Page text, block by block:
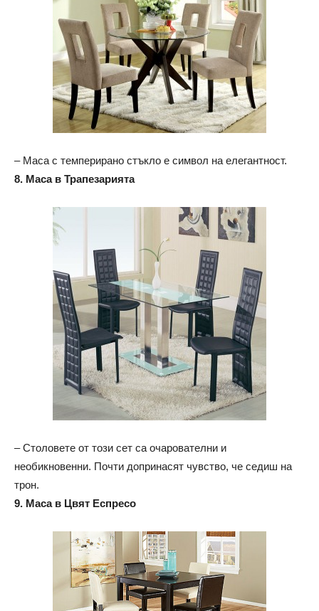
– Маса с темперирано стъкло е символ на елегантност.
8. Маса в Трапезарията
– Столовете от този сет са очарователни и
необикновенни. Почти допринасят чувство, че седиш на
трон.
9. Маса в Цвят Еспресо